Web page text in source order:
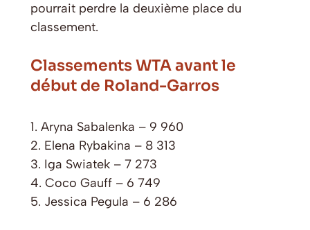
pourrait perdre la deuxième place du
classement.
Classements WTA avant le
début de Roland-Garros
1. Aryna Sabalenka – 9 960
2. Elena Rybakina – 8 313
3. Iga Swiatek – 7 273
4. Coco Gauff – 6 749
5. Jessica Pegula – 6 286